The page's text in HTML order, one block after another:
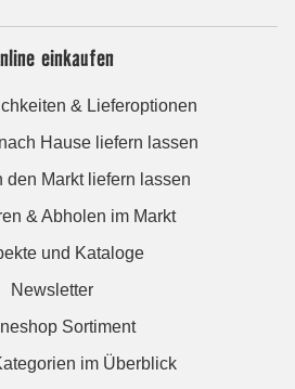
einkaufen
& Lieferoptionen
Hause liefern lassen
den Markt liefern lassen
& Abholen im Markt
und Kataloge
Newsletter
Sortiment
im Überblick